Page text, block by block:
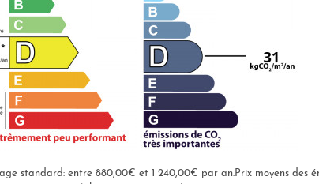
standard: entre 880,00€ et 1 240,00€ par an.Prix moyens des